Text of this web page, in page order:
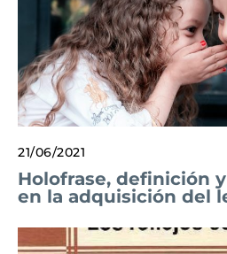
21/06/2021
Holofrase, definición
en la adquisición del